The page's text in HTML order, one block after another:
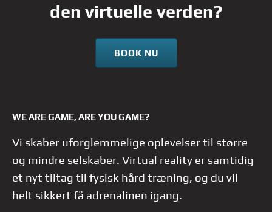
den virtuelle verden?
BOOK NU
WE ARE GAME, ARE YOU GAME?
Vi skaber uforglemmelige oplevelser til større
og mindre selskaber. Virtual reality er samtidig
et nyt tiltag til fysisk hård træning, og du vil
helt sikkert få adrenalinen igang.